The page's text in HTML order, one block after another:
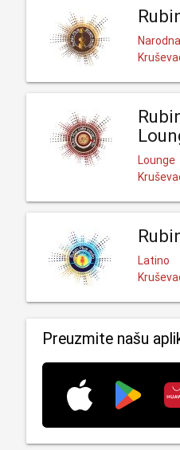
Narodna
Lounge
Latino
Preuzmite našu